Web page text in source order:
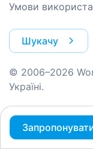
Умови
Шукачу
© 2006–2026
Україні.